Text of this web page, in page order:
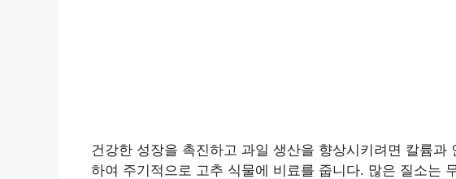
건강한 성장을 촉진하고 과일 생산을 향상시키려면 칼륨과
하여 주기적으로 고추 식물에 비료를 줍니다. 많은 질소는